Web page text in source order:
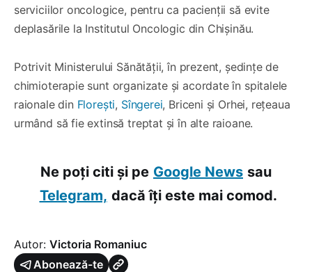
serviciilor oncologice, pentru ca pacienții să evite
deplasările la Institutul Oncologic din Chișinău.
Potrivit Ministerului Sănătății, în prezent, ședințe de
chimioterapie sunt organizate și acordate în spitalele
raionale din Florești, Sîngerei, Briceni și Orhei, rețeaua
urmând să fie extinsă treptat și în alte raioane.
Ne poți citi și pe Google News sau
Telegram, dacă îți este mai comod.
Autor: Victoria Romaniuc
Abonează-te